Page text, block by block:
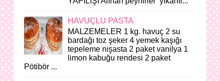
HAVUÇLU PASTA
MALZEMELER 1 kg. havuç 2 su
bardağı toz şeker 4 yemek kaşığı
tepeleme nişasta 2 paket vanilya 1
limon kabuğu rendesi 2 paket
Pötibör ...